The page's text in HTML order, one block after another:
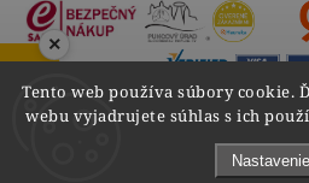
Tento web používa súbory cookie.
webu vyjadrujete súhlas s ich
Nastavenie
×